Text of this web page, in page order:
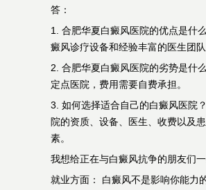
答：
1. 合肥华夏白癜风医院的优点是什
癜风诊疗设备和经验丰富的医生团队
2. 合肥华夏白癜风医院的劣势是什
定点医院，费用需要自费承担。
3. 如何选择适合自己的白癜风医院
院的资质、设备、医生、收费以及
素。
我想给正在与白癜风抗争的朋友们一
就业方面： 白癜风不是影响你能力